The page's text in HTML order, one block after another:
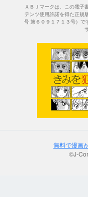
ＡＢＪマークは、この電子
テンツ使用許諾を得た正規
号 第６０９１７１３号）
無料で漫画
©J-